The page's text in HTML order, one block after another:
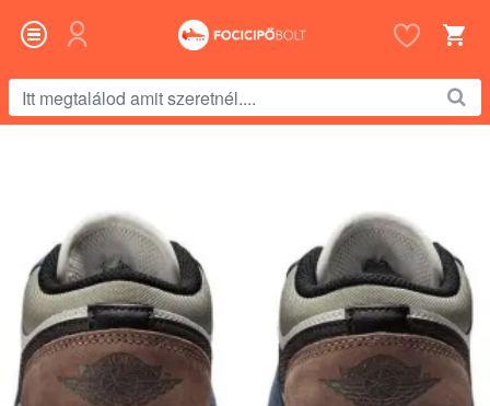
megtalálod